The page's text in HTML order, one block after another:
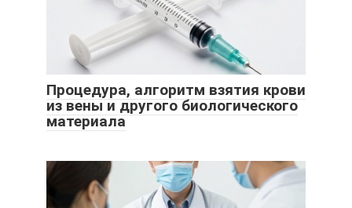
Процедура, алгоритм взятия крови
из вены и другого биологического
материала